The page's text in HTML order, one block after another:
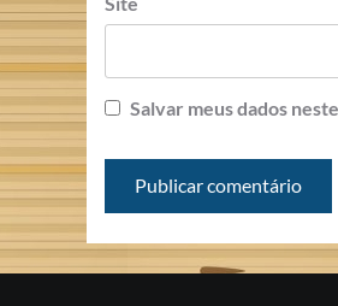
Salvar meus dados